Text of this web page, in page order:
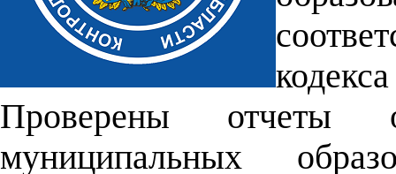
Проверены отчеты
муниципальных